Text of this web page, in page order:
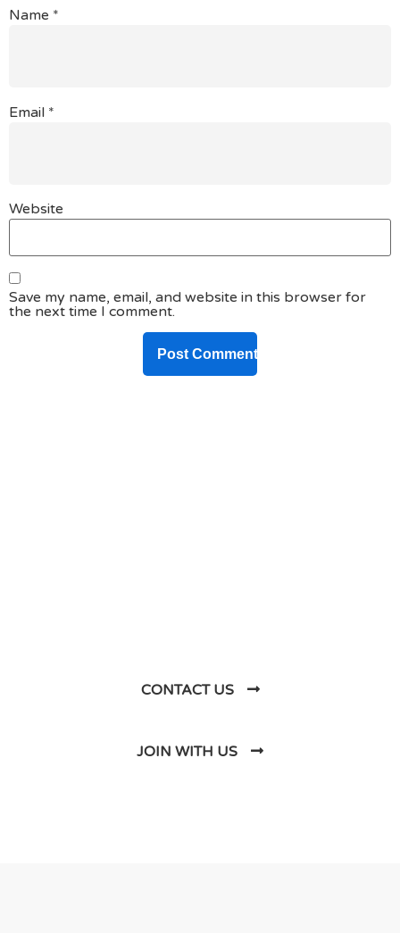
Name *
Email *
Website
Save my name, email, and website in this browser for
the next time I comment.
CONTACT US
JOIN WITH US